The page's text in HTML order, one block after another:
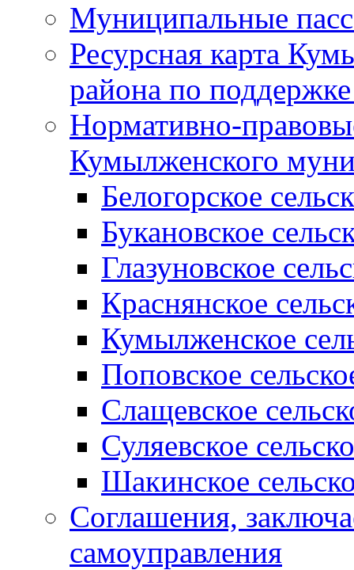
Муниципальные
Ресурсная карта
района по
Нормативно-
Кумылженского
Белогорское
Букановское
Глазуновское
Краснянское
Кумылженское
Поповское
Слащевское
Суляевское
Шакинское
Соглашения,
самоуправления